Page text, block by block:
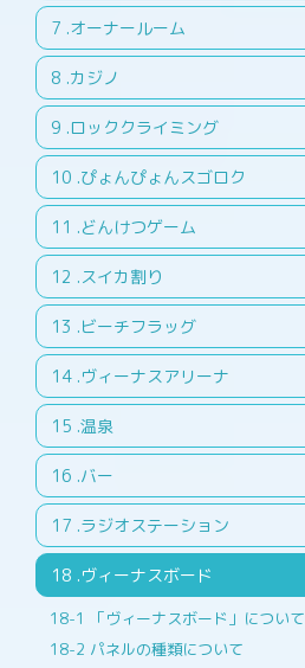
.オーナールーム
.カジノ
.ロッククライミング
.ぴょんぴょんスゴロク
.どんけつゲーム
.スイカ割り
.ビーチフラッグ
.ヴィーナスアリーナ
.温泉
.バー
.ラジオステーション
.ヴィーナスボード
「ヴィーナスボード」について
パネルの種類について